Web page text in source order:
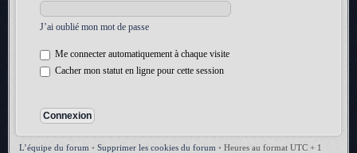
J’ai oublié mon mot de passe
Me connecter automatiquement à chaque visite
Cacher mon statut en ligne pour cette session
L’équipe du forum • Supprimer les cookies du forum • Heures au format UTC + 1